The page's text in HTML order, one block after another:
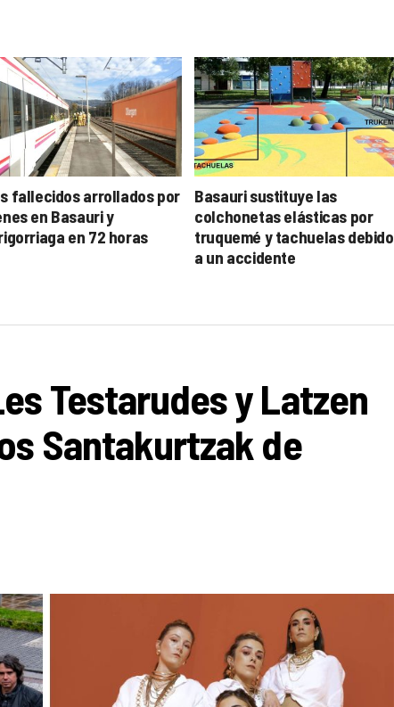
fallecidos arrollados por
en Basauri y
en 72 horas
Basauri sustituye las
colchonetas elásticas por
truquemé y tachuelas debido
a un accidente
Testarudes y Latzen
Santakurtzak de